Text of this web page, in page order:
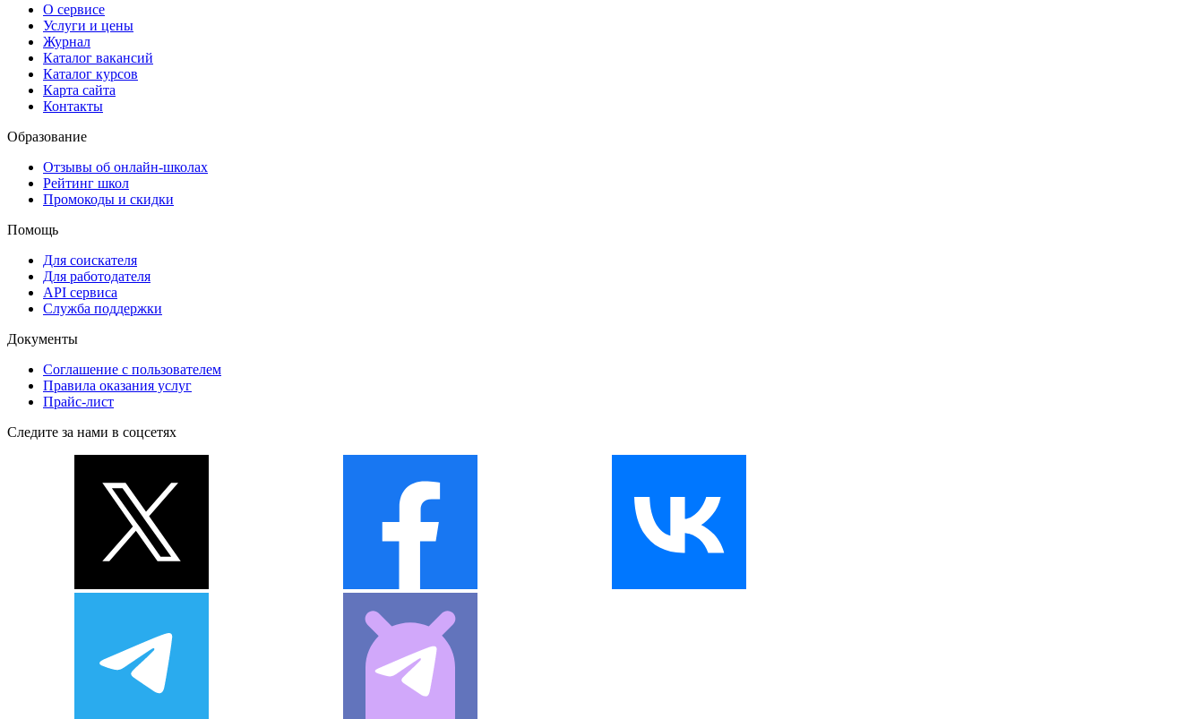
О сервисе
Услуги и цены
Журнал
Каталог вакансий
Каталог курсов
Карта сайта
Контакты
Образование
Отзывы об онлайн-школах
Рейтинг школ
Промокоды и скидки
Помощь
Для соискателя
Для работодателя
API сервиса
Служба поддержки
Документы
Соглашение с пользователем
Правила оказания услуг
Прайс-лист
Следите за нами в соцсетях